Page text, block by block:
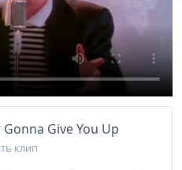
Give You Up
клип